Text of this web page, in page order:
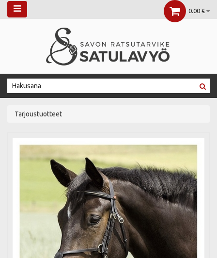
0.00 €
Tarjoustuotteet